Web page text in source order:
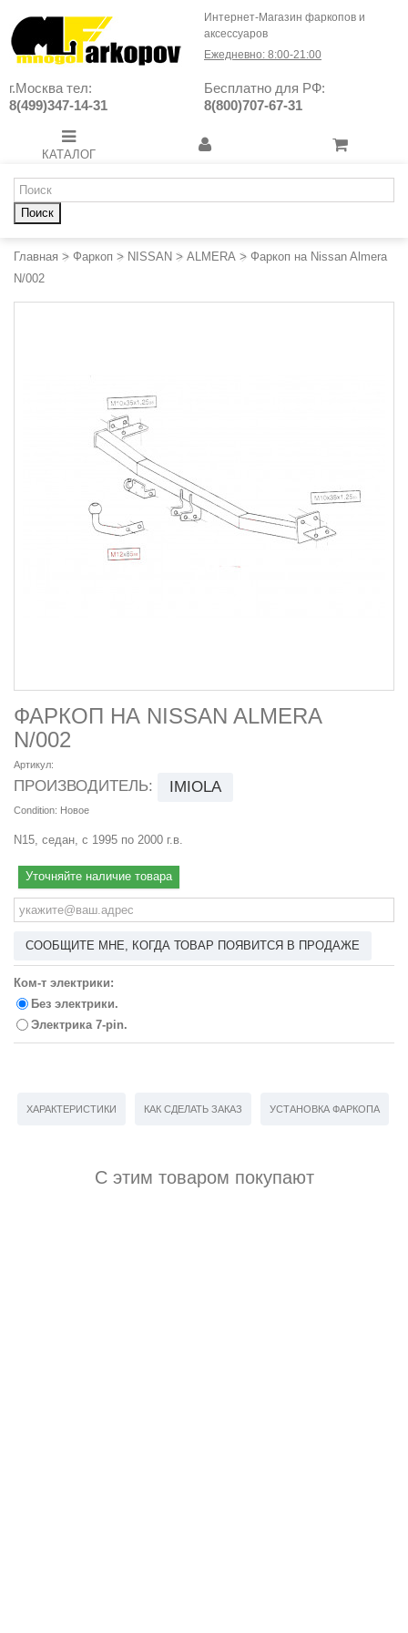
Интернет-Магазин фаркопов и
аксессуаров
Ежедневно: 8:00-21:00
г.Москва тел:
8(499)347-14-31
Бесплатно для РФ:
8(800)707-67-31
КАТАЛОГ
Поиск
Главная > Фаркоп > NISSAN > ALMERA > Фаркоп на Nissan Almera
N/002
ФАРКОП НА NISSAN ALMERA
N/002
Артикул:
ПРОИЗВОДИТЕЛЬ: IMIOLA
Condition: Новое
N15, седан, с 1995 по 2000 г.в.
Уточняйте наличие товара
СООБЩИТЕ МНЕ, КОГДА ТОВАР ПОЯВИТСЯ В ПРОДАЖЕ
Ком-т электрики:
Без электрики.
Электрика 7-pin.
ХАРАКТЕРИСТИКИ КАК СДЕЛАТЬ ЗАКАЗ УСТАНОВКА ФАРКОПА
С этим товаром покупают